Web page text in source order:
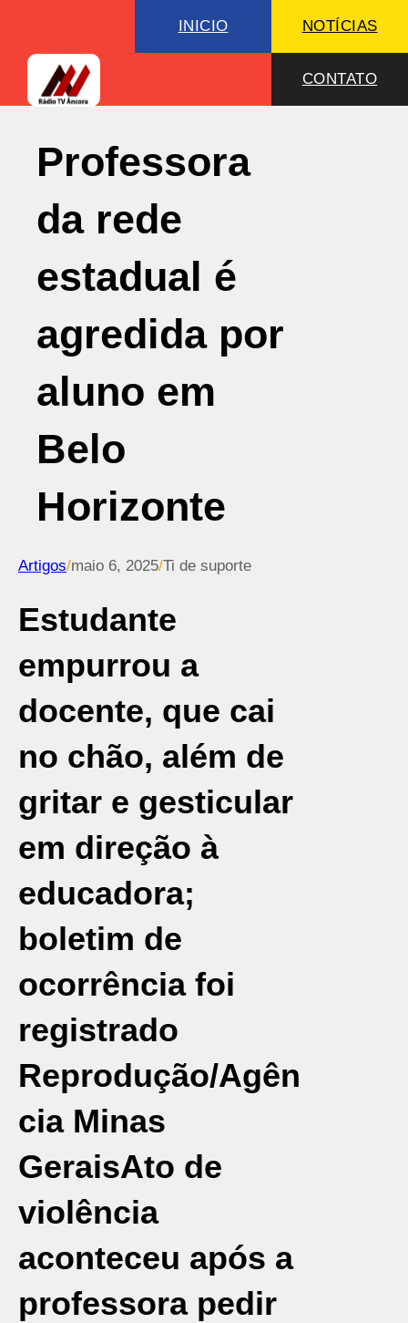
INICIO NOTÍCIAS
CONTATO
Professora
da rede
estadual é
agredida por
aluno em
Belo
Horizonte
Artigos/maio 6, 2025/Ti de suporte
Estudante
empurrou a
docente, que cai
no chão, além de
gritar e gesticular
em direção à
educadora;
boletim de
ocorrência foi
registrado
Reprodução/Agên
cia Minas
GeraisAto de
violência
aconteceu após a
professora pedir